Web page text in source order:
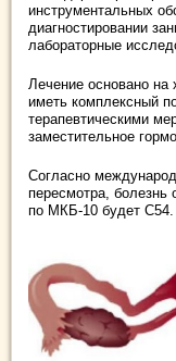
инструментальных
диагностировании
лабораторные
Лечение основано
иметь комплексный
терапевтическими
заместительное
Согласно
пересмотра,
по МКБ-10 будет С54.